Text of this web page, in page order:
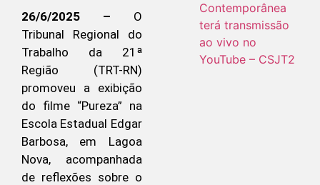
26/6/2025 – O
Tribunal Regional do
Trabalho da 21ª
Região (TRT-RN)
promoveu a exibição
do filme “Pureza” na
Escola Estadual Edgar
Barbosa, em Lagoa
Nova, acompanhada
de reflexões sobre o
Contemporânea
terá transmissão
ao vivo no
YouTube – CSJT2